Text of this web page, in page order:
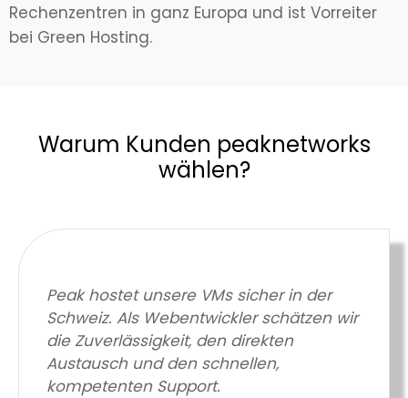
Rechenzentren in ganz Europa und ist Vorreiter
bei Green Hosting.
Warum Kunden peaknetworks
wählen?
Peak hostet unsere VMs sicher in der
Schweiz. Als Webentwickler schätzen wir
die Zuverlässigkeit, den direkten
Austausch und den schnellen,
kompetenten Support.